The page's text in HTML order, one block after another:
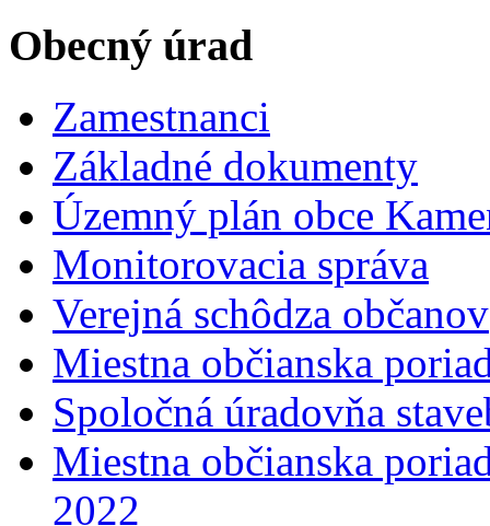
Obecný úrad
Zamestnanci
Základné dokumenty
Územný plán obce
Monitorovacia správa
Verejná schôdza občanov
Miestna občianska
Spoločná úradovňa
Miestna občianska
2022